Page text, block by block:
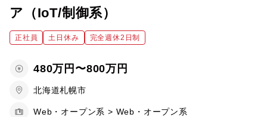
ア（IoT/制御系）
正社員 土日休み 完全週休2日制
480万円〜800万円
北海道札幌市
Web・オープン系 > Web・オープン系